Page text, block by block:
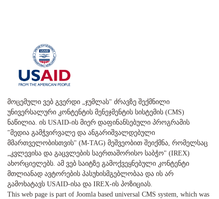
მოცემული ვებ გვერდი „ჯუმლას" ძრავზე შექმნილი
უნივერსალური კონტენტის მენეჯმენტის სისტემის (CMS)
ნაწილია. ის USAID-ის მიერ დაფინანსებული პროგრამის
"მედია გამჭვირვალე და ანგარიშვალდებული
მმართველობისთვის" (M-TAG) მეშვეობით შეიქმნა, რომელსაც
„კვლევისა და გაცვლების საერთაშორისო საბჭო" (IREX)
ახორციელებს. ამ ვებ საიტზე გამოქვეყნებული კონტენტი
მთლიანად ავტორების პასუხისმგებლობაა და ის არ
გამოხატავს USAID-ისა და IREX-ის პოზიციას.
This web page is part of Joomla based universal CMS system, which was